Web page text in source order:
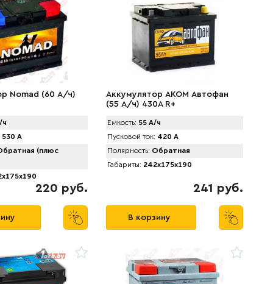
Nomad (60 А/ч)
530 А
(плюс
220 руб.
Аккумулятор AКОМ Автофан
(55 А/ч) 430A R+
Емкость: 55 А/ч
Пусковой ток: 420 А
Полярность: Обратная
Габариты: 242x175x190
241 руб.
В корзину